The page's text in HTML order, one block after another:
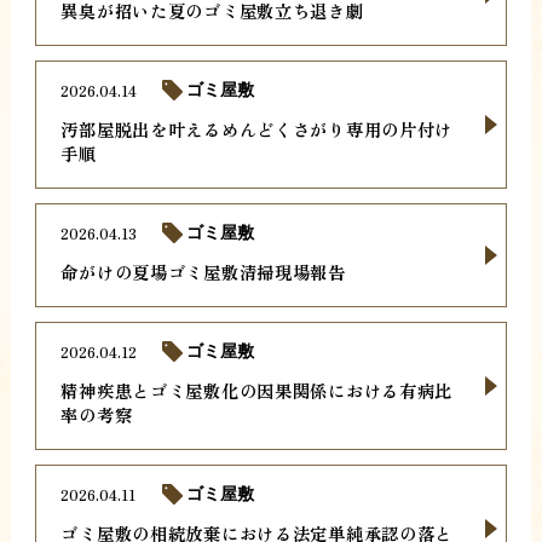
異臭が招いた夏のゴミ屋敷立ち退き劇
汚部屋脱出を叶えるめんどくさがり専用の片付け
手順
2026.04.14 ゴミ屋敷
命がけの夏場ゴミ屋敷清掃現場報告
2026.04.13 ゴミ屋敷
精神疾患とゴミ屋敷化の因果関係における有病比
率の考察
2026.04.12 ゴミ屋敷
ゴミ屋敷の相続放棄における法定単純承認の落と
2026.04.11 ゴミ屋敷